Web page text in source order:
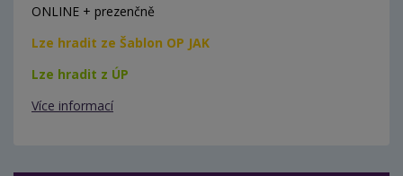
ONLINE + prezenčně
Lze hradit ze Šablon OP JAK
Lze hradit z ÚP
Více informací